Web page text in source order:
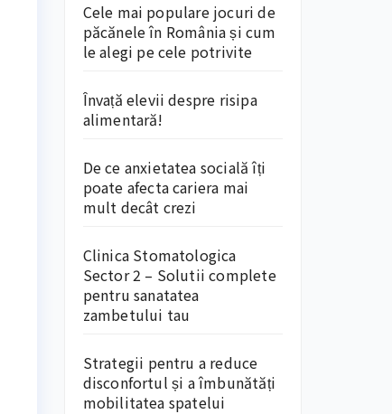
Cele mai populare jocuri de
păcănele în România și cum
le alegi pe cele potrivite
Învață elevii despre risipa
alimentară!
De ce anxietatea socială îți
poate afecta cariera mai
mult decât crezi
Clinica Stomatologica
Sector 2 – Solutii complete
pentru sanatatea
zambetului tau
Strategii pentru a reduce
disconfortul și a îmbunătăți
mobilitatea spatelui